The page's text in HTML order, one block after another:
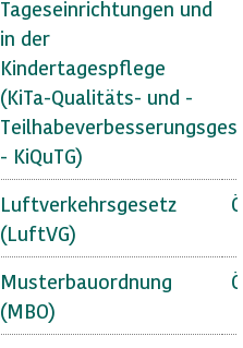
Tageseinrichtungen und
in der
Kindertagespflege
(KiTa-Qualitäts- und -
- KiQuTG)
Luftverkehrsgesetz
(LuftVG)
Musterbauordnung
(MBO)